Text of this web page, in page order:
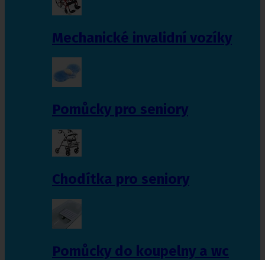
Mechanické invalidní vozíky
Pomůcky pro seniory
Chodítka pro seniory
Pomůcky do koupelny a wc